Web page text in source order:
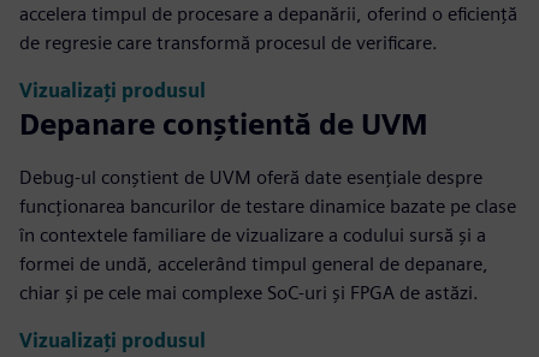
accelera timpul de procesare a depanării, oferind o eficiență
de regresie care transformă procesul de verificare.
Vizualizați produsul
Depanare conștientă de UVM
Debug-ul conștient de UVM oferă date esențiale despre
funcționarea bancurilor de testare dinamice bazate pe clase
în contextele familiare de vizualizare a codului sursă și a
formei de undă, accelerând timpul general de depanare,
chiar și pe cele mai complexe SoC-uri și FPGA de astăzi.
Vizualizați produsul